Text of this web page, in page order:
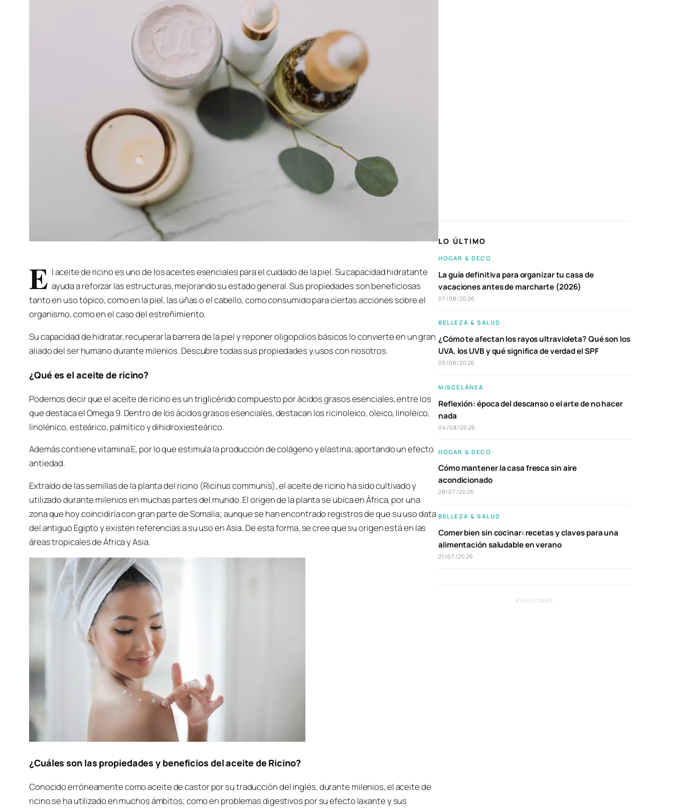
E l aceite de ricino es uno de los aceites esenciales para el cuidado de la piel. Su capacidad hidratante
ayuda a reforzar las estructuras, mejorando su estado general. Sus propiedades son beneficiosas
tanto en uso tópico, como en la piel, las uñas o el cabello, como consumido para ciertas acciones sobre el
organismo, como en el caso del estreñimiento.
Su capacidad de hidratar, recuperar la barrera de la piel y reponer oligopolios básicos lo convierte en un gran
aliado del ser humano durante milenios. Descubre todas sus propiedades y usos con nosotros.
¿Qué es el aceite de ricino?
Podemos decir que el aceite de ricino es un triglicérido compuesto por ácidos grasos esenciales, entre los
que destaca el Omega 9. Dentro de los ácidos grasos esenciales, destacan los ricinoleico, oleico, linoleico,
linolénico, esteárico, palmítico y dihidroxiesteárico.
Además contiene vitamina E, por lo que estimula la producción de colágeno y elastina; aportando un efecto
antiedad.
Extraído de las semillas de la planta del ricino (Ricinus communis), el aceite de ricino ha sido cultivado y
utilizado durante milenios en muchas partes del mundo. El origen de la planta se ubica en África, por una
zona que hoy coincidiría con gran parte de Somalia; aunque se han encontrado registros de que su uso data
del antiguo Egipto y existen referencias a su uso en Asia. De esta forma, se cree que su origen está en las
áreas tropicales de África y Asia.
¿Cuáles son las propiedades y beneficios del aceite de Ricino?
Conocido erróneamente como aceite de castor por su traducción del inglés, durante milenios, el aceite de
ricino se ha utilizado en muchos ámbitos; como en problemas digestivos por su efecto laxante y sus
LO ÚLTIMO
HOGAR & DECO
La guía definitiva para organizar tu casa de
vacaciones antes de marcharte (2026)
07/08/2026
BELLEZA & SALUD
¿Cómo te afectan los rayos ultravioleta? Qué son los
UVA, los UVB y qué significa de verdad el SPF
05/08/2026
MISCELÁNEA
Reflexión: época del descanso o el arte de no hacer
nada
04/08/2026
HOGAR & DECO
Cómo mantener la casa fresca sin aire
acondicionado
28/07/2026
BELLEZA & SALUD
Comer bien sin cocinar: recetas y claves para una
alimentación saludable en verano
21/07/2026
PUBLICIDAD